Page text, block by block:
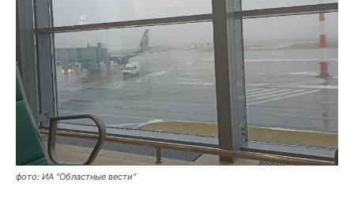
фото: ИА "Областные вести"